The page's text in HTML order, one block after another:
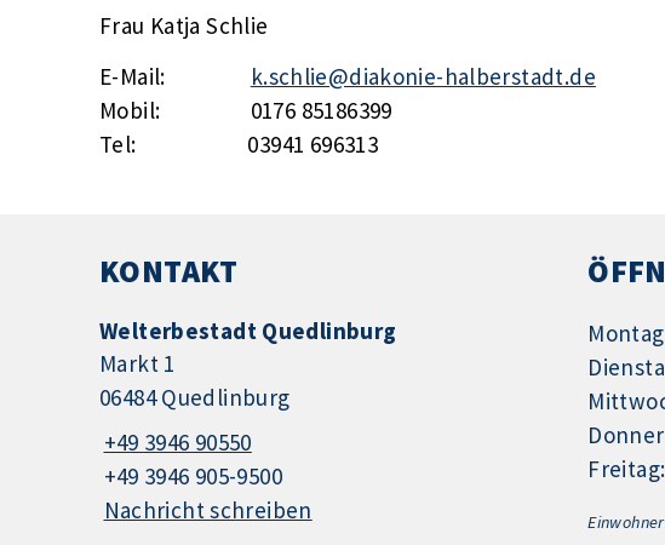
Frau Katja Schlie
E-Mail: k.schlie@diakonie-halberstadt.de
Mobil: 0176 85186399
Tel: 03941 696313
KONTAKT
Welterbestadt Quedlinburg
Markt 1
06484 Quedlinburg
+49 3946 90550
+49 3946 905-9500
Nachricht schreiben